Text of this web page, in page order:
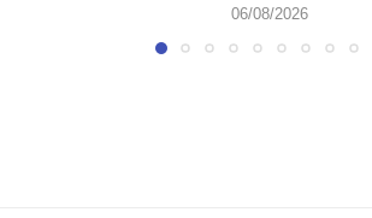
06/08/2026